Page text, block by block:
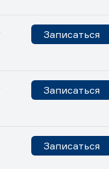
Записаться
Записаться
Записаться